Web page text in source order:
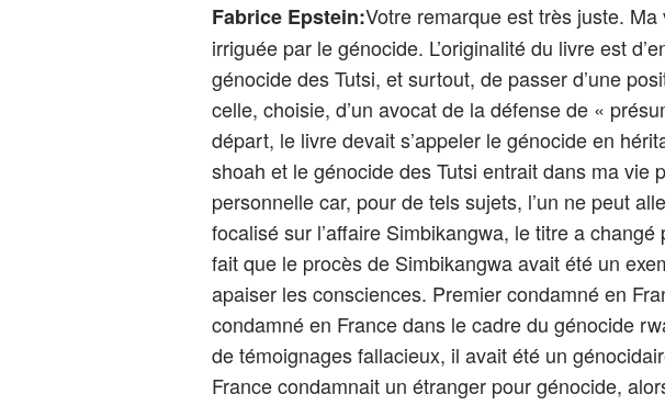
Fabrice Epstein:Votre remarque est très juste. Ma
irriguée par le génocide. L’originalité du livre est
génocide des Tutsi, et surtout, de passer d’une
celle, choisie, d’un avocat de la défense de «
départ, le livre devait s’appeler le génocide en
shoah et le génocide des Tutsi entrait dans ma vie
personnelle car, pour de tels sujets, l’un ne peut
focalisé sur l’affaire Simbikangwa, le titre a
fait que le procès de Simbikangwa avait été un
apaiser les consciences. Premier condamné en
condamné en France dans le cadre du génocide
de témoignages fallacieux, il avait été un
France condamnait un étranger pour génocide,